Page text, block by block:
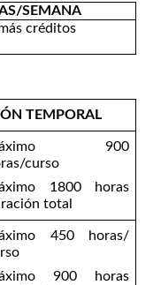
SEMANA
créditos
TEMPORAL
900
curso
1800 horas
total
450 horas/
900 horas